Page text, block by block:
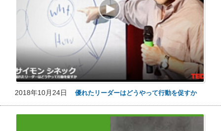
2018年10月24日 優れたリーダーはどうやって行動を促すか